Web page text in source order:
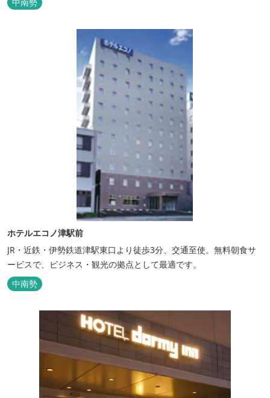
いアメニティグッズを取り揃えており、連泊の方用にコインランド
リーもあります。 ご宿泊者専用の人工温泉大浴場「四季乃湯」で
中南勢
ホテルエコノ津駅前
JR・近鉄・伊勢鉄道津駅東口より徒歩3分、交通至使。無料朝食サ
ービスで、ビジネス・観光の拠点として最適です。
中南勢